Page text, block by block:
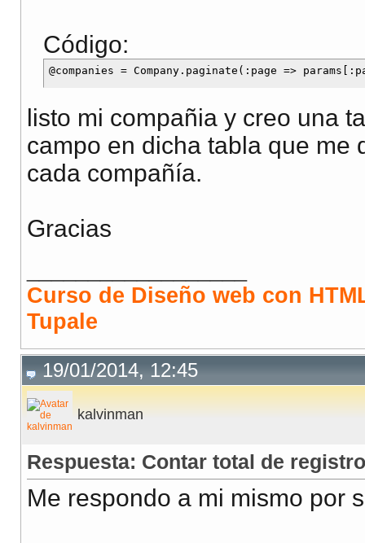
Código:
listo mi compañia y creo una
campo en dicha tabla que me
cada compañía.
Gracias
Curso de Diseño web con
Tupale
19/01/2014, 12:45
kalvinman
Respuesta: Contar total de
Me respondo a mi mismo por